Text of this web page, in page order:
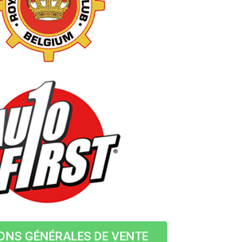
GÉNÉRALES DE VENTE